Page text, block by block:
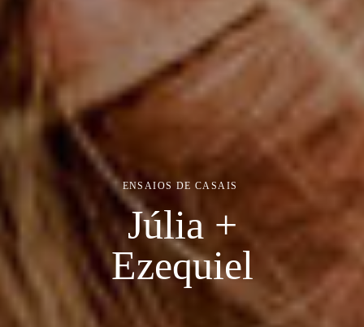
ENSAIOS DE CASAIS
Júlia +
Ezequiel